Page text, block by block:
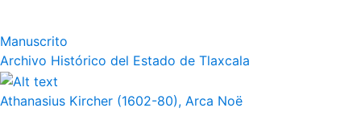
Manuscrito
Archivo Histórico del Estado de Tlaxcala
Athanasius Kircher (1602-80), Arca Noë